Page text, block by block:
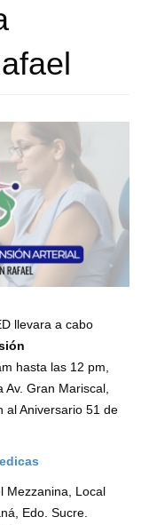
llevara a cabo
hasta las 12 pm,
Gran Mariscal,
al Aniversario 51 de
Mezzanina, Local
Edo. Sucre.